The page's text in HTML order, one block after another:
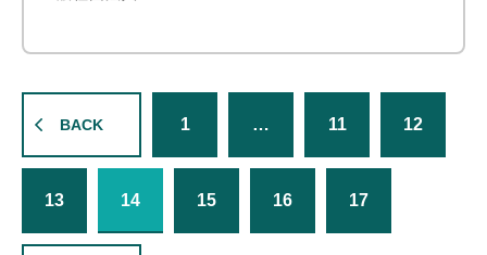
BACK 1 … 11 12
13 14 15 16 17